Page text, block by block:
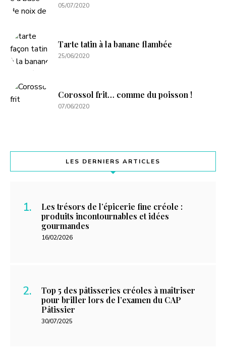
05/07/2020
Tarte tatin à la banane flambée
25/06/2020
Corossol frit… comme du poisson !
07/06/2020
LES DERNIERS ARTICLES
Les trésors de l’épicerie fine créole :
produits incontournables et idées
gourmandes
16/02/2026
Top 5 des pâtisseries créoles à maîtriser
pour briller lors de l’examen du CAP
Pâtissier
30/07/2025